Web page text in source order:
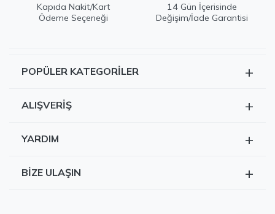
EDWOX Destek
Kapıda Nakit/Kart
Ödeme Seçeneği
14 Gün İçerisinde
Değişim/İade Garantisi
POPÜLER KATEGORILER +
Kazak
ALIŞVERIŞ +
Sepetim
YARDIM +
Sıkça Sorulan Sorular
BIZE ULAŞIN +